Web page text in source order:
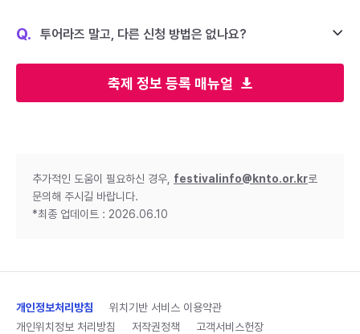
축제 정보 등록 매뉴얼
Q. 투어라즈 말고, 다른 신청 방법은 없나요?
추가적인 도움이 필요하신 경우, festivalinfo@knto.or.kr로
문의해 주시길 바랍니다.
*최종 업데이트 : 2026.06.10
개인정보처리방침
위치기반 서비스 이용약관
개인위치정보 처리방침
저작권정책 고객서비스헌장